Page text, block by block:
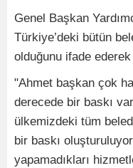
Genel Başkan
Türkiye’deki bütün
olduğunu ifade
"Ahmet başkan çok
derecede bir baskı
ülkemizdeki tüm
bir baskı
yapamadıkları